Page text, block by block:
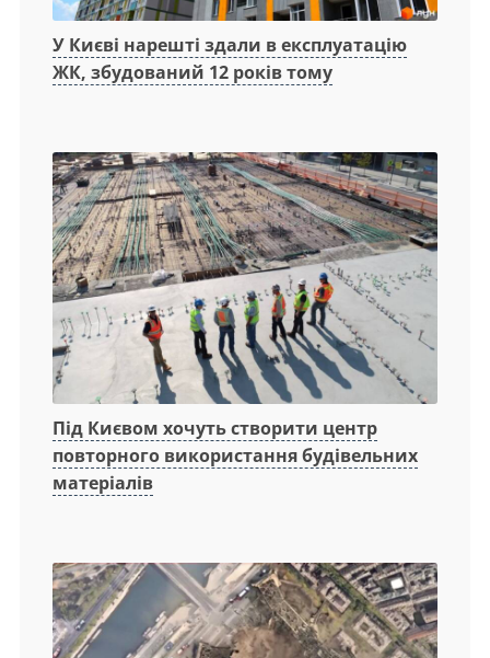
У Києві нарешті здали в експлуатацію
ЖК, збудований 12 років тому
Під Києвом хочуть створити центр
повторного використання будівельних
матеріалів